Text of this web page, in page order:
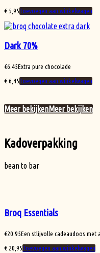
€ 5,95Toevoegen aan winkelwagen
Dark 70%
€6.45Extra pure chocolade
€ 6,45Toevoegen aan winkelwagen
Meer bekijkenMeer bekijken
Kadoverpakking
bean to bar
Broq Essentials
€20.95Een stlijvolle cadeaudoos met
€ 20,95Toevoegen aan winkelwagen